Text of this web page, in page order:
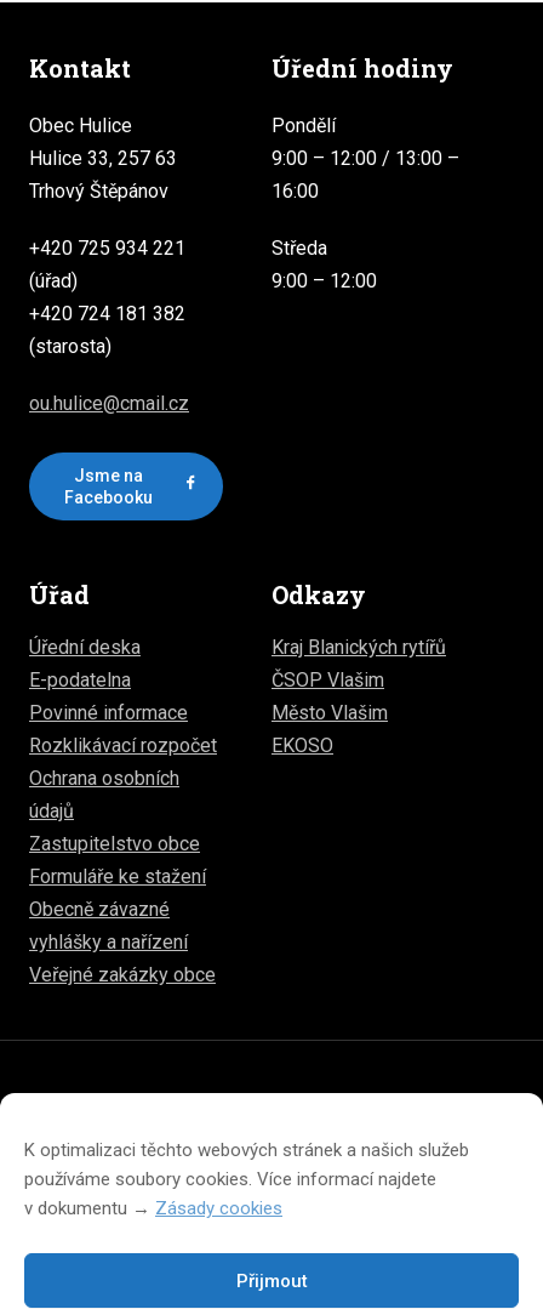
K optimalizaci těchto webových stránek a našich služeb
používáme soubory cookies. Více informací najdete
v dokumentu → Zásady cookies
Přijmout
Kontakt
Obec Hulice
Hulice 33, 257 63
Trhový Štěpánov
+420 725 934 221
(úřad)
+420 724 181 382
(starosta)
ou.hulice@cmail.cz
Jsme na
Facebooku
Úřední hodiny
Pondělí
9:00 – 12:00 / 13:00 –
16:00
Středa
9:00 – 12:00
Úřad
Úřední deska
E-podatelna
Povinné informace
Rozklikávací rozpočet
Ochrana osobních
údajů
Zastupitelstvo obce
Formuláře ke stažení
Obecně závazné
vyhlášky a nařízení
Veřejné zakázky obce
Odkazy
Kraj Blanických rytířů
ČSOP Vlašim
Město Vlašim
EKOSO
Prohlášení o přístupnosti
Prohlášení o ochraně soukromí
Zásady cookies (EU)